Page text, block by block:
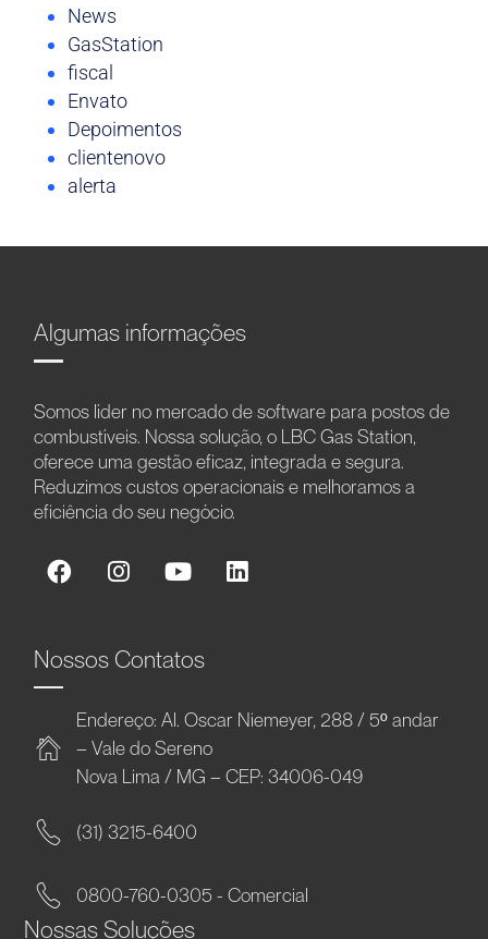
News
GasStation
fiscal
Envato
Depoimentos
clientenovo
alerta
Algumas informações
Somos líder no mercado de software para postos de
combustíveis. Nossa solução, o LBC Gas Station,
oferece uma gestão eficaz, integrada e segura.
Reduzimos custos operacionais e melhoramos a
eficiência do seu negócio.
Nossos Contatos
Endereço: Al. Oscar Niemeyer, 288 / 5º andar
– Vale do Sereno
Nova Lima / MG – CEP: 34006-049
(31) 3215-6400
0800-760-0305 - Comercial
Nossas Soluções